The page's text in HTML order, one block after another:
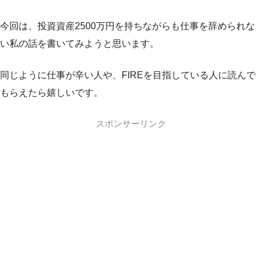
今回は、投資資産2500万円を持ちながらも仕事を辞められな
い私の話を書いてみようと思います。
同じように仕事が辛い人や、FIREを目指している人に読んで
もらえたら嬉しいです。
スポンサーリンク